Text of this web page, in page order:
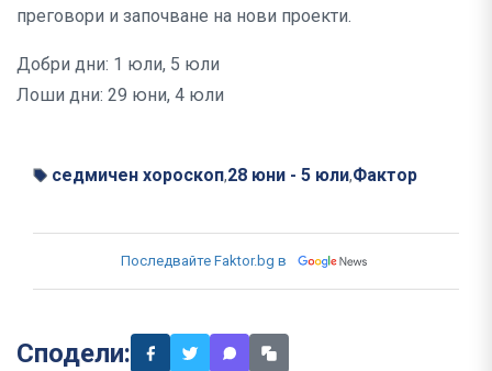
преговори и започване на нови проекти.
Добри дни: 1 юли, 5 юли
Лоши дни: 29 юни, 4 юли
седмичен хороскоп,28 юни - 5 юли,Фактор
Последвайте Faktor.bg в
Сподели: